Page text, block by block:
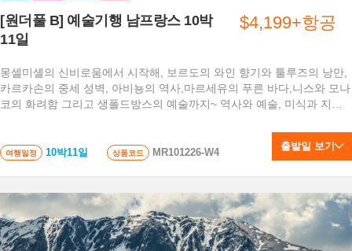
[원더풀 B] 예술기행 남프랑스 10박
11일
몽셀미셸의 신비로움에서 시작해, 보르도의 와인 향기와 툴루즈의 낭만,
카르카손의 중세 성벽, 아비뇽의 역사,마르세유의 푸른 바다,니스와 모나
코의 화려함 그리고 생폴드방스의 예술까지~ 역사와 예술, 미식과 지중
여행일정 10박11일 상품코드 MR101226-W4
$4,199+항공
출발일 보기